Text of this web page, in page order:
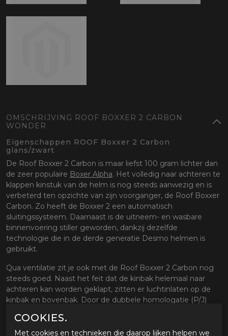
OMSCHRIJVING ROOF BOXXER 2 CARBON
WONDER
Eigenschappen ROOF Boxxer 2 Carbon
glans/zwart
De Roof Boxxer 2 Carbon is maar liefst 100 gram lichter dan
de zeer populaire Boxer Alpha. Het volledig naar achteren te
klappen kinstuk van de helm is nog steeds aanwezig en is
verbeterd ten opzichte van zijn voorganger, de Roof Boxxer
Carbon. Zo heeft de Boxxer 2 een automatisch
sluitingssysteem. Daarnaast is de uitneem- en wasbare
binnenvoering stiller geworden, dankzij dezelfde
technologie die in de derde generatie Desmo helmen is
gebruikt.
Qua ventilatie zit je ook met de Roof Boxxer 2 Carbon nog
steeds goed. Naast het feit dat de kinbak helemaal naar
achteren kan worden geklapt, zitten er luchtinlaten op de
kinbak en bovenbak. Door de dubbele homologatie (P/J)
Brildragers hoeven zich geen zorgen te maken aangezien
Roof hier speciale uitsparingen voor heeft gemaakt, evenals
COOKIES.
Met cookies en technieken die daarop lijken helpen we